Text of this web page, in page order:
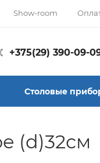
Show-room
+375(29) 390-09-
Столовые
(d)32см